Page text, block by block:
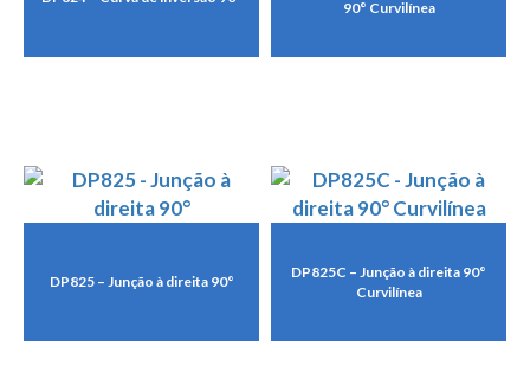
90° Curvilínea
DP825 – Junção à direita 90°
DP825C – Junção à direita 90°
Curvilínea